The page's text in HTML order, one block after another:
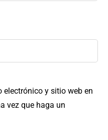
electrónico y sitio web en
vez que haga un